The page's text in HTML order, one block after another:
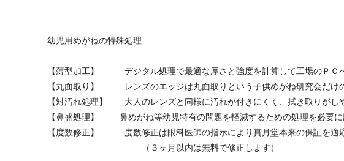
幼児用めがねの特殊処理
【薄型加工】 デジタル処理で最適な厚さと強度を計算して工場のＰＣ
【丸面取り】 レンズのエッジは丸面取りという子供めがね研究会だけの
【対汚れ処理】 大人のレンズと同様に汚れが付きにくく、拭き取りがし
【鼻盛処理】 鼻めがね等幼児特有の問題を軽減するための処理を必要に
【度数修正】 度数修正は眼科医師の指示により賞月堂本来の保証を適応
（３ヶ月以内は無料で修正します）